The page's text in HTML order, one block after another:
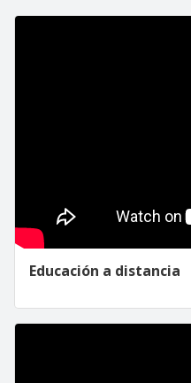
Educación a distancia